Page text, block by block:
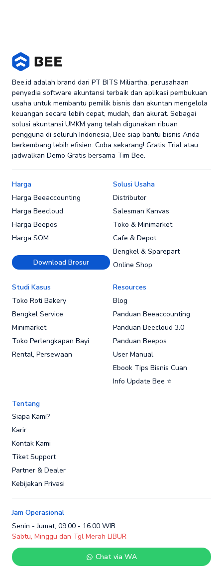
Bee.id adalah brand dari PT BITS Miliartha, perusahaan
penyedia software akuntansi terbaik dan aplikasi pembukuan
usaha untuk membantu pemilik bisnis dan akuntan mengelola
keuangan secara lebih cepat, mudah, dan akurat. Sebagai
solusi akuntansi UMKM yang telah digunakan ribuan
pengguna di seluruh Indonesia, Bee siap bantu bisnis Anda
berkembang lebih efisien. Coba sekarang! Gratis Trial atau
jadwalkan Demo Gratis bersama Tim Bee.
Harga
Harga Beeaccounting
Harga Beecloud
Harga Beepos
Harga SOM
Download Brosur
Solusi Usaha
Distributor
Salesman Kanvas
Toko & Minimarket
Cafe & Depot
Bengkel & Sparepart
Online Shop
Studi Kasus
Toko Roti Bakery
Bengkel Service
Minimarket
Toko Perlengkapan Bayi
Rental, Persewaan
Resources
Blog
Panduan Beeaccounting
Panduan Beecloud 3.0
Panduan Beepos
User Manual
Ebook Tips Bisnis Cuan
Info Update Bee ⭐
Tentang
Siapa Kami?
Karir
Kontak Kami
Tiket Support
Partner & Dealer
Kebijakan Privasi
Jam Operasional
Senin - Jumat, 09:00 - 16:00 WIB
Sabtu, Minggu dan Tgl Merah LIBUR
Chat via WA